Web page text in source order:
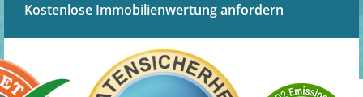
Kostenlose Immobilienwertung anfordern